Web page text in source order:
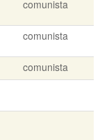
comunista
comunista
comunista